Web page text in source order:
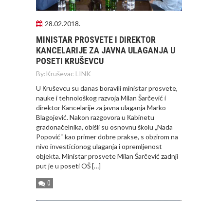
28.02.2018.
MINISTAR PROSVETE I DIREKTOR
КANCELARIJE ZA JAVNA ULAGANJA U
POSETI КRUŠEVCU
By:Kruševac LINK
U Кruševcu su danas boravili ministar prosvete,
nauke i tehnološkog razvoja Milan Šarčević i
direktor Кancelarije za javna ulaganja Marko
Blagojević. Nakon razgovora u Кabinetu
gradonačelnika, obišli su osnovnu školu „Nada
Popović“ kao primer dobre prakse, s obzirom na
nivo investicionog ulaganja i opremljenost
objekta. Ministar prosvete Milan Šarčević zadnji
put je u poseti OŠ […]
0